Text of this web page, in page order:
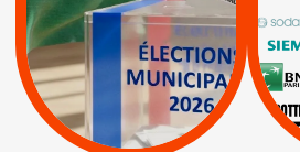
APPELS | Actus |
Espaces Sans
Apartheid
| Lettres d'interpellation